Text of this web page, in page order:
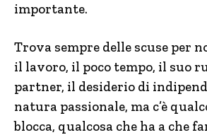
importante.
Trova sempre delle scuse per
il lavoro, il poco tempo, il suo
partner, il desiderio di
natura passionale, ma c’è
blocca, qualcosa che ha a che